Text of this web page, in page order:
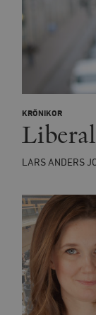
KRÖNIKOR
LARS ANDERS